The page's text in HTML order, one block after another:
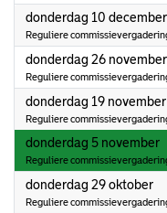
donderdag 10 december
Reguliere
donderdag 26 november
Reguliere
donderdag 19 november
Reguliere
donderdag 5 november
Reguliere
donderdag 29 oktober
Reguliere